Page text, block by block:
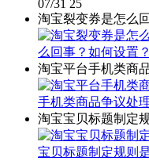
07/31 25
淘宝裂变券是怎么
么回事？如何设置？
淘宝平台手机类商
手机类商品争议处
淘宝宝贝标题制定
宝贝标题制定规则